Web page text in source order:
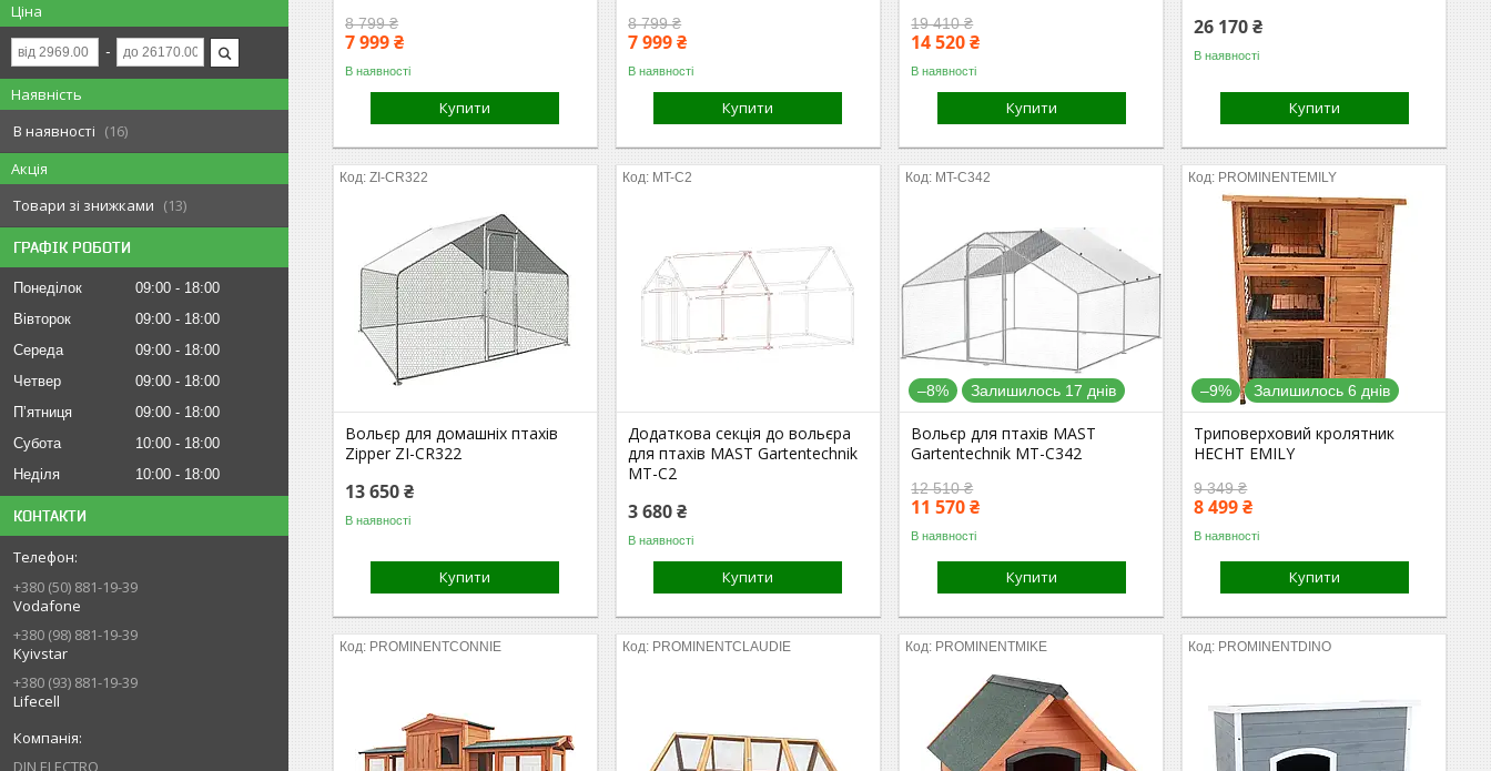
Ціна
Наявність
В наявності
16
Акція
Товари зі знижками
13
ГРАФІК РОБОТИ
Понеділок 09:00
18:00
Вівторок
09:00
18:00
Середа
09:00
18:00
Четвер
09:00
18:00
Пʼятниця
09:00
18:00
Субота
10:00
18:00
Неділя
10:00 18:00
КОНТАКТИ
+380 (50) 881-19-39
Vodafone
+380 (98) 881-19-39
Kyivstar
+380 (93) 881-19-39
Lifecell
DIN ELECTRO
8 799 ₴
7 999 ₴
В наявності
Купити
8 799 ₴
7 999 ₴
В наявності
Купити
19 410 ₴
14 520 ₴
В наявності
Купити
26 170 ₴
В наявності
Купити
ZI-CR322
Вольєр для домашніх птахів
Zipper ZI-CR322
13 650 ₴
В наявності
Купити
MT-C2
Додаткова секція до вольєра
для птахів MAST Gartentechnik
MT-C2
3 680 ₴
В наявності
Купити
MT-C342
–8% Залишилось 17 днів
Вольєр для птахів MAST
Gartentechnik MT-C342
12 510 ₴
11 570 ₴
В наявності
Купити
PROMINENTEMILY
–9% Залишилось 6 днів
Триповерховий кролятник
HECHT EMILY
9 349 ₴
8 499 ₴
В наявності
Купити
PROMINENTCONNIE PROMINENTCLAUDIE PROMINENTMIKE PROMINENTDINO